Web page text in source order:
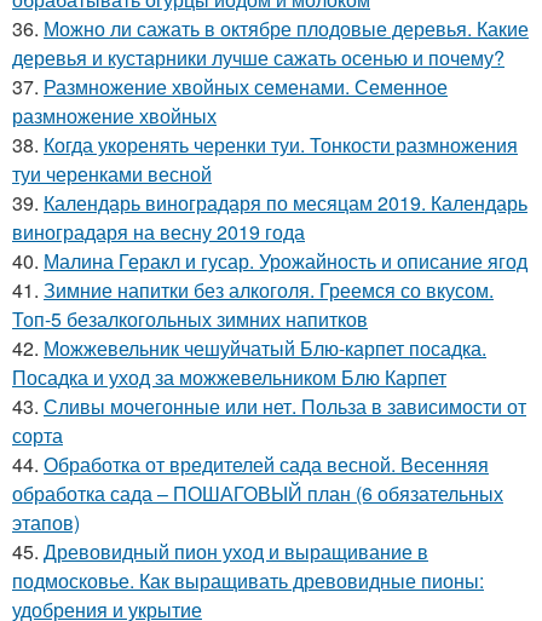
36. Можно ли сажать в октябре плодовые деревья. Какие
деревья и кустарники лучше сажать осенью и почему?
37. Размножение хвойных семенами. Семенное
размножение хвойных
38. Когда укоренять черенки туи. Тонкости размножения
туи черенками весной
39. Календарь виноградаря по месяцам 2019. Календарь
виноградаря на весну 2019 года
40. Малина Геракл и гусар. Урожайность и описание ягод
41. Зимние напитки без алкоголя. Греемся со вкусом.
Топ-5 безалкогольных зимних напитков
42. Можжевельник чешуйчатый Блю-карпет посадка.
Посадка и уход за можжевельником Блю Карпет
43. Сливы мочегонные или нет. Польза в зависимости от
сорта
44. Обработка от вредителей сада весной. Весенняя
обработка сада – ПОШАГОВЫЙ план (6 обязательных
этапов)
45. Древовидный пион уход и выращивание в
подмосковье. Как выращивать древовидные пионы:
удобрения и укрытие